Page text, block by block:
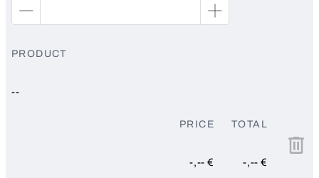
PRODUCT
--
PRICE
-,-- €
TOTAL
-,-- €